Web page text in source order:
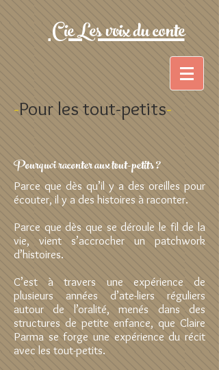
Cie Les voix du conte
-Pour les tout-petits-
Pourquoi raconter aux tout-petits ?
Parce que dès qu’il y a des oreilles pour
écouter, il y a des histoires à raconter.
Parce que dès que se déroule le fil de la
vie, vient s’accrocher un patchwork
d’histoires.
C’est à travers une expérience de
plusieurs années d’ate-liers réguliers
autour de l’oralité, menés dans des
structures de petite enfance, que Claire
Parma se forge une expérience du récit
avec les tout-petits.